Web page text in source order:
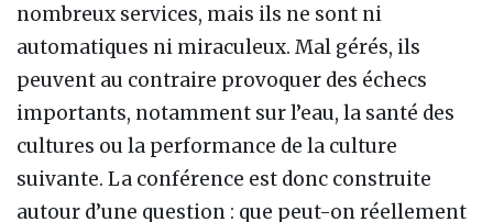
nombreux services, mais ils ne sont ni
automatiques ni miraculeux. Mal gérés, ils
peuvent au contraire provoquer des échecs
importants, notamment sur l’eau, la santé des
cultures ou la performance de la culture
suivante. La conférence est donc construite
autour d’une question : que peut-on réellement